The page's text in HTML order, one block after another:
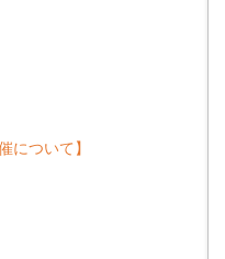
について】